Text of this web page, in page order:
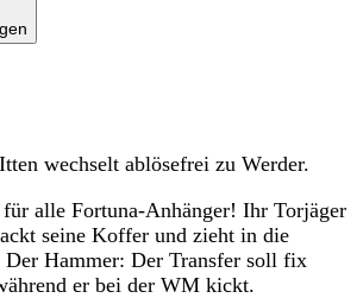
wechselt ablösefrei zu Werder.
alle Fortuna-Anhänger! Ihr Torjäger
seine Koffer und zieht in die
Der Hammer: Der Transfer soll fix
er bei der WM kickt.